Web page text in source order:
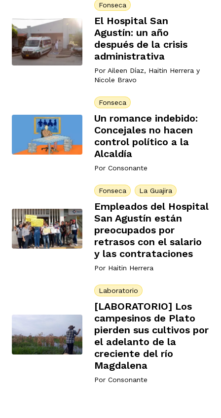
Fonseca
El Hospital San
Agustín: un año
después de la crisis
administrativa
Por Aileen Díaz, Haitin Herrera y
Nicole Bravo
Fonseca
Un romance indebido:
Concejales no hacen
control político a la
Alcaldía
Por Consonante
Fonseca La Guajira
Empleados del Hospital
San Agustín están
preocupados por
retrasos con el salario
y las contrataciones
Por Haitin Herrera
Laboratorio
[LABORATORIO] Los
campesinos de Plato
pierden sus cultivos por
el adelanto de la
creciente del río
Magdalena
Por Consonante